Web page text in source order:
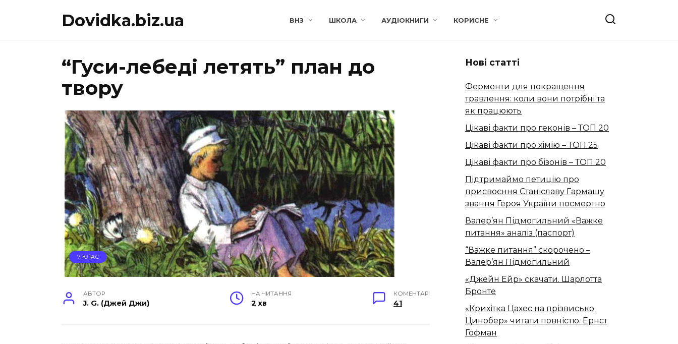
Dovidka.biz.ua ВНЗ ШКОЛА АУДІОКНИГИ КОРИСНЕ
“Гуси-лебеді летять” план до
твору
7 КЛАС
АВТОР
J. G. (Джей Джи)
НА ЧИТАННЯ
2 хв
КОМЕНТАРІ
41
Нові статті
Ферменти для покращення
травлення: коли вони потрібні та
як працюють
Цікаві факти про геконів – ТОП 20
Цікаві факти про хімію – ТОП 25
Цікаві факти про бізонів – ТОП 20
Підтримаймо петицію про
присвоєння Станіславу Гармашу
звання Героя України посмертно
Валер’ян Підмогильний «Важке
питання» аналіз (паспорт)
“Важке питання” скорочено –
Валер’ян Підмогильний
«Джейн Ейр» скачати. Шарлотта
Бронте
«Крихітка Цахес на прізвисько
Цинобер» читати повністю. Ернст
Гофман